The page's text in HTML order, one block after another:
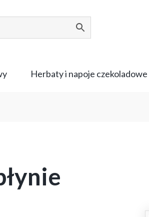
Herbaty i napoje czekoladowe